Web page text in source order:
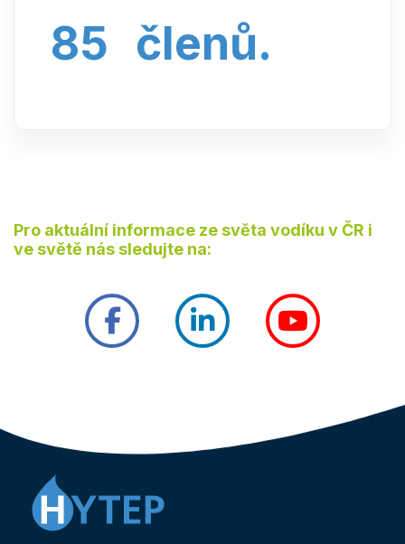
85 členů.
Pro aktuální informace ze světa vodíku v ČR i
ve světě nás sledujte na:
facebooklinked